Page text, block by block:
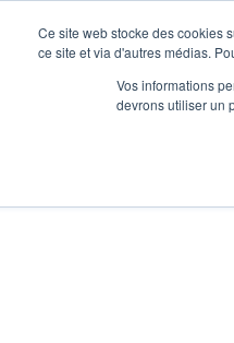
Ce site web stocke des cookies
ce site et via d'autres médias.
Vos informations
devrons utiliser un
TIERS LIEU
LA